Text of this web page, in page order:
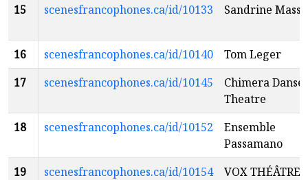
15 scenesfrancophones.ca/id/10133 Sandrine Masse
16 scenesfrancophones.ca/id/10140
Tom Leger
17
scenesfrancophones.ca/id/10145
Chimera Danse
Theatre
18
scenesfrancophones.ca/id/10152
Ensemble
Passamano
19
scenesfrancophones.ca/id/10154 VOX THÉÂTRE